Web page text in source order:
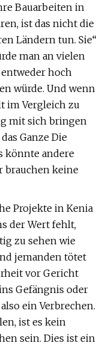
Bauarbeiten in
ist das nicht die
Ländern tun. Sie“
man an vielen
entweder hoch
würde. Und wenn
im Vergleich zu
mit sich bringen
Ganze Die
könnte andere
brauchen keine
Projekte in Kenia
der Wert fehlt,
zu sehen wie
jemanden tötet
vor Gericht
Gefängnis oder
ein Verbrechen.
ist es kein
sein. Dies ist ein